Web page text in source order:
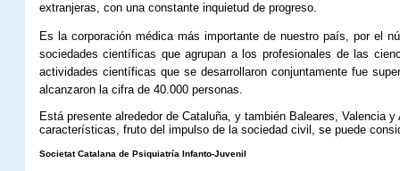
extranjeras, con una constante inquietud de progreso.
Es la corporación médica más importante de nuestro país, por el
sociedades científicas que agrupan a los profesionales de las
actividades científicas que se desarrollaron conjuntamente fue
alcanzaron la cifra de 40.000 personas.
Está presente alrededor de Cataluña, y también Baleares, Valencia
características, fruto del impulso de la sociedad civil, se puede
Societat Catalana de Psiquiatría Infanto-Juvenil